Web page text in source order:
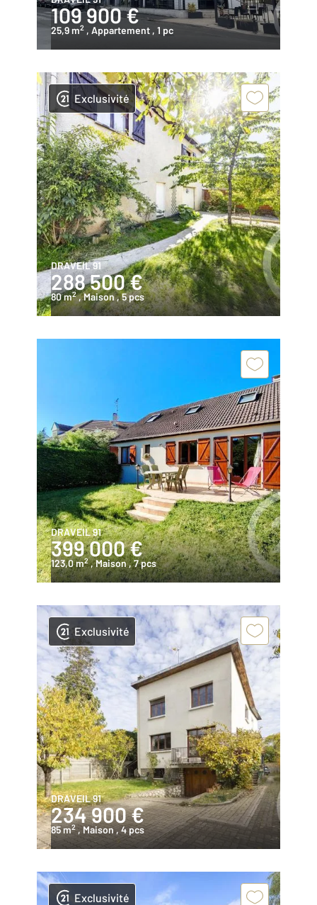
109 900 €
25,9 m2 , Appartement , 1 pc
Exclusivité
DRAVEIL 91
288 500 €
80 m2 , Maison, 5 pcs
DRAVEIL 91
399 000 €
123,0 m2 , Maison, 7 pcs
Exclusivité
DRAVEIL 91
234 900 €
85 m2 , Maison , 4 pcs
Exclusivité